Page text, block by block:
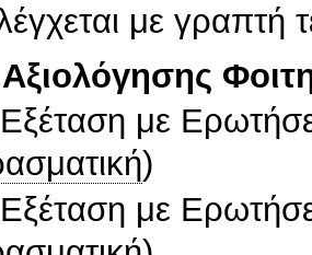
με
με
)
με